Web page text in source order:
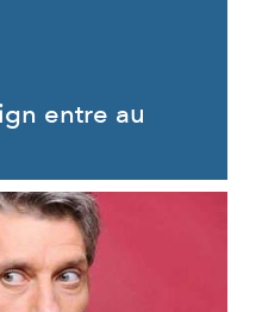
entre au